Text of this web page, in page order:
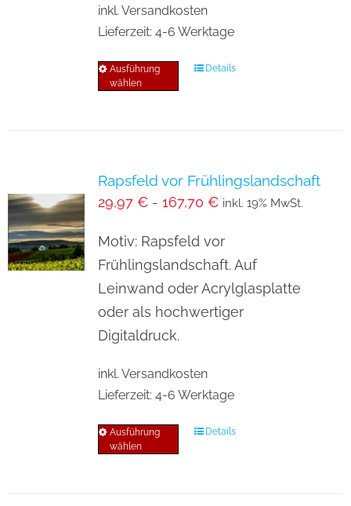
gewählt
werden
inkl. Versandkosten
Lieferzeit: 4-6 Werktage
Ausführung
wählen
Dieses
auf.
Optionen
können
auf
der
werden
Details
Rapsfeld vor Frühlingslandschaft
29,97 €- 167,70 € inkl. 19% MwSt.
Motiv: Rapsfeld vor
Frühlingslandschaft. Auf
Leinwand oder Acrylglasplatte
oder als hochwertiger
Digitaldruck.
inkl. Versandkosten
Lieferzeit: 4-6 Werktage
Ausführung
wählen
Dieses
Details